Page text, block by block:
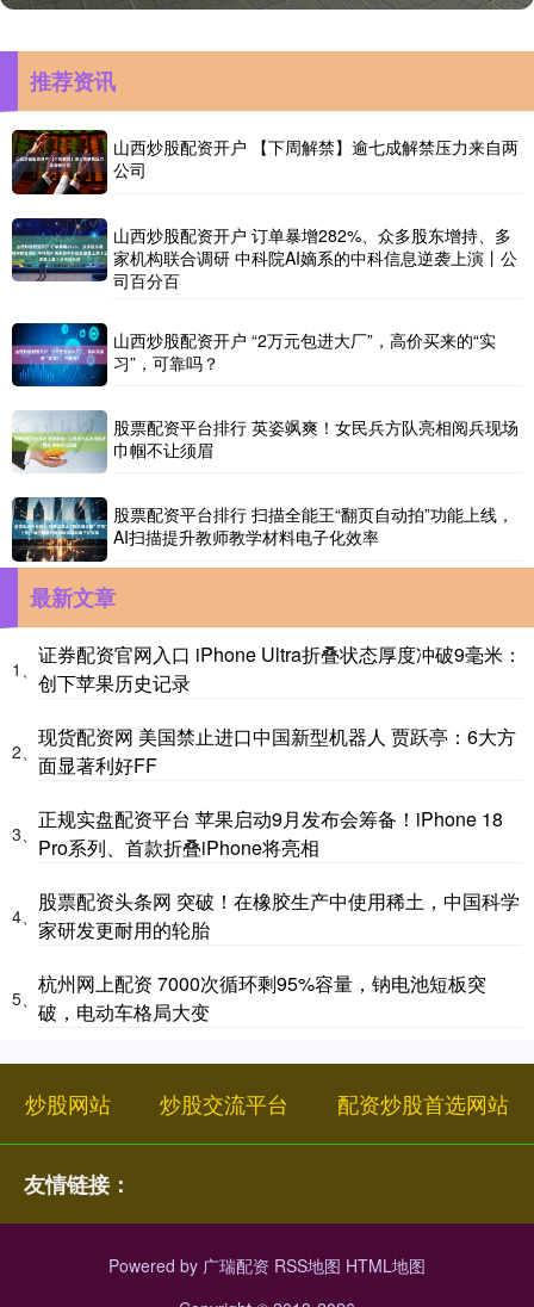
推荐资讯
山西炒股配资开户 【下周解禁】逾七成解禁压力来自两
公司
山西炒股配资开户 订单暴增282%、众多股东增持、多
家机构联合调研 中科院AI嫡系的中科信息逆袭上演丨公
司百分百
山西炒股配资开户 “2万元包进大厂”，高价买来的“实
习”，可靠吗？
股票配资平台排行 英姿飒爽！女民兵方队亮相阅兵现场
巾帼不让须眉
股票配资平台排行 扫描全能王“翻页自动拍”功能上线，
AI扫描提升教师教学材料电子化效率
最新文章
1、
证券配资官网入口 iPhone Ultra折叠状态厚度冲破9毫米：
创下苹果历史记录
2、
现货配资网 美国禁止进口中国新型机器人 贾跃亭：6大方
面显著利好FF
3、
正规实盘配资平台 苹果启动9月发布会筹备！iPhone 18
Pro系列、首款折叠iPhone将亮相
4、
股票配资头条网 突破！在橡胶生产中使用稀土，中国科学
家研发更耐用的轮胎
5、
杭州网上配资 7000次循环剩95%容量，钠电池短板突
破，电动车格局大变
炒股网站 炒股交流平台 配资炒股首选网站
友情链接：
Powered by 广瑞配资 RSS地图 HTML地图